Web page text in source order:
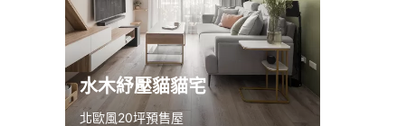
水木紓壓貓貓宅
北歐風20坪預售屋